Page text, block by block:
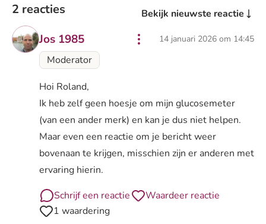
2 reacties Bekijk nieuwste reactie
Jos 1985 14 januari 2026 om 14:45
Moderator
Hoi Roland,
Ik heb zelf geen hoesje om mijn glucosemeter
(van een ander merk) en kan je dus niet helpen.
Maar even een reactie om je bericht weer
bovenaan te krijgen, misschien zijn er anderen met
ervaring hierin.
Schrijf een reactie
Waardeer reactie
1 waardering